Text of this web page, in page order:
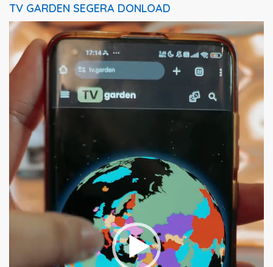
TV GARDEN SEGERA DONLOAD
Pemutar
Video